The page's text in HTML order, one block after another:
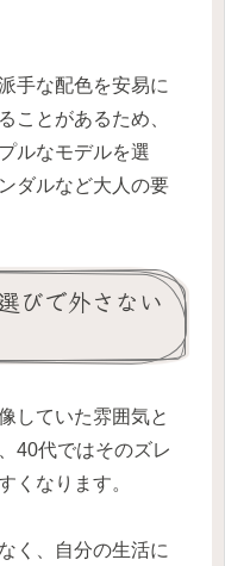
手な配色を安易に
ことがあるため、
ルなモデルを選
ダルなど大人の要
びで外さない
していた雰囲気と
40代ではそのズレ
くなります。
く、自分の生活に